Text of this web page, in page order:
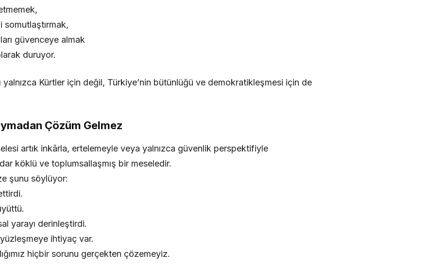
somutlaştırmak,
güvenceye almak
duruyor.
yalnızca Kürtler için değil, Türkiye’nin bütünlüğü ve demokratikleşmesi için de
Çözüm Gelmez
artık inkârla, ertelemeyle veya yalnızca güvenlik perspektifiyle
köklü ve toplumsallaşmış bir meseledir.
şunu söylüyor:
yarayı derinleştirdi.
ihtiyaç var.
hiçbir sorunu gerçekten çözemeyiz.